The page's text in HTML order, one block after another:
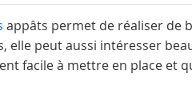
appâts permet de réaliser de
elle peut aussi intéresser
facile à mettre en place et